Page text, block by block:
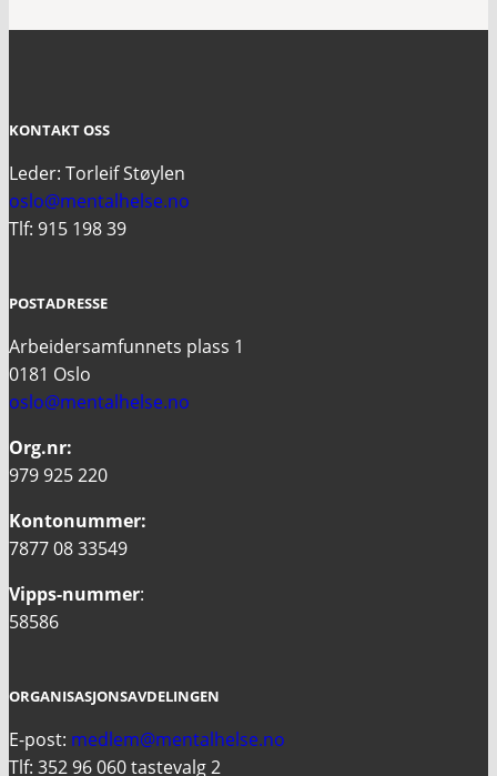
KONTAKT OSS
Leder: Torleif Støylen
oslo@mentalhelse.no
Tlf: 915 198 39
POSTADRESSE
Arbeidersamfunnets plass 1
0181 Oslo
oslo@mentalhelse.no
Org.nr:
979 925 220
Kontonummer:
7877 08 33549
Vipps-nummer:
58586
ORGANISASJONSAVDELINGEN
E-post: medlem@mentalhelse.no
Tlf: 352 96 060 tastevalg 2